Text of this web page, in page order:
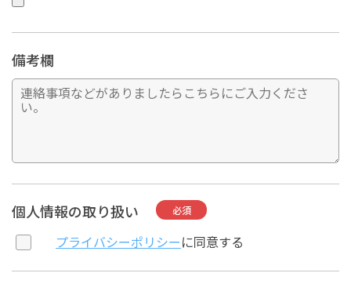
備考欄
個人情報の取り扱い 必須
プライバシーポリシーに同意する